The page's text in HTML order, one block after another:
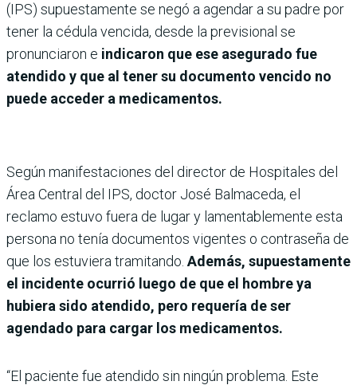
(IPS) supuestamente se negó a agendar a su padre por
tener la cédula vencida, desde la previsional se
pronunciaron e indicaron que ese asegurado fue
atendido y que al tener su documento vencido no
puede acceder a medicamentos.
Según manifestaciones del director de Hospitales del
Área Central del IPS, doctor José Balmaceda, el
reclamo estuvo fuera de lugar y lamentablemente esta
persona no tenía documentos vigentes o contraseña de
que los estuviera tramitando. Además, supuestamente
el incidente ocurrió luego de que el hombre ya
hubiera sido atendido, pero requería de ser
agendado para cargar los medicamentos.
“El paciente fue atendido sin ningún problema. Este